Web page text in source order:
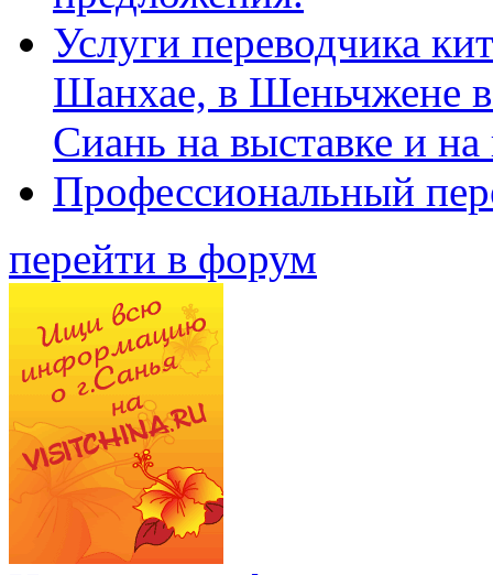
Услуги переводчика
Шанхае, в Шеньчжене
Сиань на выставке и
Профессиональный
перейти в форум